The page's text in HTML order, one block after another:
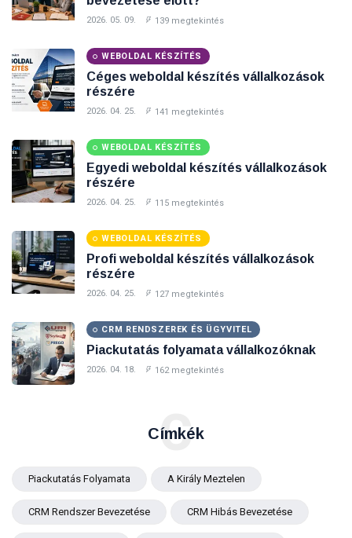
2026. 05. 09. 139 megtekintés
WEBOLDAL KÉSZÍTÉS
Céges weboldal készítés vállalkozások
részére
2026. 04. 25. 141 megtekintés
WEBOLDAL KÉSZÍTÉS
Egyedi weboldal készítés vállalkozások
részére
2026. 04. 25. 115 megtekintés
WEBOLDAL KÉSZÍTÉS
Profi weboldal készítés vállalkozások
részére
2026. 04. 25. 127 megtekintés
CRM RENDSZEREK ÉS ÜGYVITEL
Piackutatás folyamata vállalkozóknak
2026. 04. 18. 162 megtekintés
Címkék
C
Piackutatás Folyamata A Király Meztelen
CRM Rendszer Bevezetése CRM Hibás Bevezetése